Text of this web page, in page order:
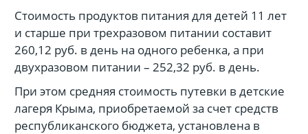
Стоимость продуктов питания для детей 11 лет
и старше при трехразовом питании составит
260,12 руб. в день на одного ребенка, а при
двухразовом питании – 252,32 руб. в день.
При этом средняя стоимость путевки в детские
лагеря Крыма, приобретаемой за счет средств
республиканского бюджета, установлена в